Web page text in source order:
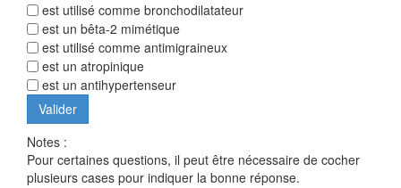
est utilisé comme bronchodilatateur
est un bêta-2 mimétique
est utilisé comme antimigraineux
est un atropinique
est un antihypertenseur
Notes :
Pour certaines questions, il peut être nécessaire de cocher
plusieurs cases pour indiquer la bonne réponse.